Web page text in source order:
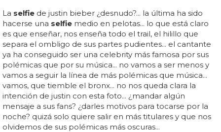
La selfie de justin bieber ¿desnudo?... la última ha sido
hacerse una selfie medio en pelotas... lo que está claro
es que enseñar, nos enseña todo el trail, el hilillo que
separa el ombligo de sus partes pudientes... el cantante
ya ha conseguido ser una celebrity más famosa por sus
polémicas que por su música... no vamos a ser menos y
vamos a seguir la línea de más polémicas que música...
vamos, que tiemble el bronx... no nos queda clara la
intención de justin con esta foto... ¿mandar algún
mensaje a sus fans? ¿darles motivos para tocarse por la
noche? quizá solo quiere salir en más titulares y que nos
olvidemos de sus polémicas más oscuras...